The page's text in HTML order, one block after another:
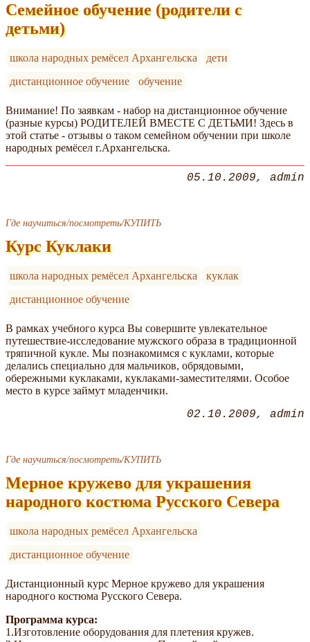
Семейное обучение (родители с
детьми)
школа народных ремёсел Архангельска
дети
дистанционное обучение
обучение
Внимание! По заявкам - набор на дистанционное обучение
(разные курсы) РОДИТЕЛЕЙ ВМЕСТЕ С ДЕТЬМИ! Здесь в
этой статье - отзывы о таком семейном обучении при школе
народных ремёсел г.Архангельска.
05.10.2009 admin
Где научиться/посмотреть/КУПИТЬ
Курс Куклаки
школа народных ремёсел Архангельска
куклак
дистанционное обучение
В рамках учебного курса Вы совершите увлекательное
путешествие-исследование мужского образа в традиционной
тряпичной кукле. Мы познакомимся с куклами, которые
делались специально для мальчиков, обрядовыми,
обережными куклаками, куклаками-заместителями. Особое
место в курсе займут младенчики.
02.10.2009 admin
Где научиться/посмотреть/КУПИТЬ
Мерное кружево для украшения
народного костюма Русского Севера
школа народных ремёсел Архангельска
дистанционное обучение
Дистанционный курс Мерное кружево для украшения
народного костюма Русского Севера.
Программа курса:
1.Изготовление оборудования для плетения кружев.